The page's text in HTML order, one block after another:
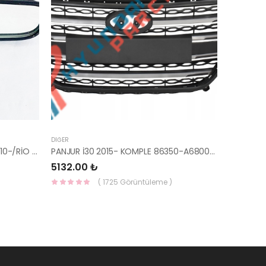
AYNA İÇ BLUE/ELANTRA 11-/CEED 10-/RİO 12-/SPORTAGE 11- 85101-3X100-HMC
DIĞER
PANJUR İ30 2015- KOMPLE 86350-A6800-YS
5132.00 ₺
( 1725 Görüntüleme )